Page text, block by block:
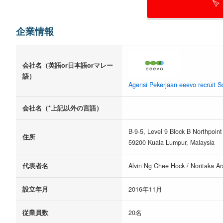
企業情報
会社名（英語or日本語orマレー
語）
Agensi Pekerjaan eeevo recruit
会社名（*上記以外の言語）
住所
B-9-5, Level 9 Block B
59200 Kuala Lumpur, Malaysia
代表者名 Alvin Ng Chee Hock / Noritaka
設立年月 2016年11月
従業員数 20名